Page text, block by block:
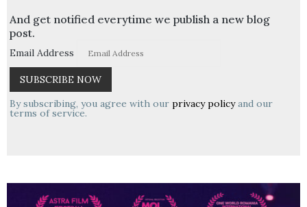
And get notified everytime we publish a new blog
post.
Email Address
By subscribing, you agree with our privacy policyand our
terms of service.